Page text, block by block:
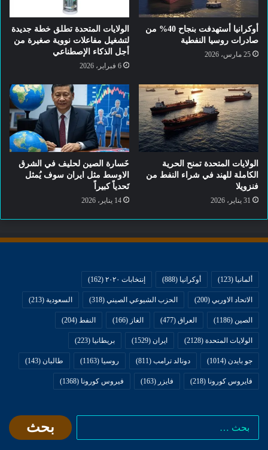
تعززت إحتمالات فوز الجمهوريين بهذه المقاعد
من خلال تعديل الدوائر الإنتخابية، وهي عملية
تغيير لمرة واحدة في كل عقد من قبل
المجالس التشريعية للولايات الأمريكية.
يسيطر الجمهوريون على الغالبية العظمى من
المجالس التشريعية في الولايات الأمريكية،
وقد أستخدموا هذه السلطة لتصميم الدوائر
الإنتخابية التي تفضل مرشحي الحزب
الجمهوري، وتضمن عددًا أقل من السباقات
التنافسية.
أوكرانيا أستهدفت بنجاح 40% من
صادرات روسيا النفطية
25 مارس، 2026
الولايات المتحدة تطلق خطة جديدة
لتشغيل مفاعلات نووية صغيرة من
أجل الذكاء الإصطناعي
6 فبراير، 2026
الولايات المتحدة تمنح الحرية
الكاملة للهند في شراء النفط من
فنزويلا
31 يناير، 2026
خَسارة الصين لحليف في الشرق
الاوسط مثل ايران سوف يُمثل
تَحدياً كبيراً
14 يناير، 2026
ألمانيا (123) أوكرانيا (888) إنتخابات ٢٠٢٠ (162)
الاتحاد الاوربي (200) الحزب الشيوعي الصيني (318) السعودية (213)
الصين (1186) العراق (477) الغاز (166) النفط (204)
الولايات المتحدة (2128) ايران (1529) بريطانيا (223)
جو بايدن (1014) دونالد ترامب (811) روسيا (1163) طالبان (143)
فايروس كورونا (218) فايزر (163) فيروس كورونا (1368)
البحث
عن: